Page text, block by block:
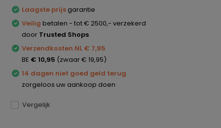
Laagste prijs garantie
Veilig betalen - tot € 2500,- verzekerd
door Trusted Shops
Verzendkosten NL € 7,95
BE € 10,95 (zwaar € 19,95)
14 dagen niet goed geld terug
zorgeloos uw aankoop doen
Vergelijk